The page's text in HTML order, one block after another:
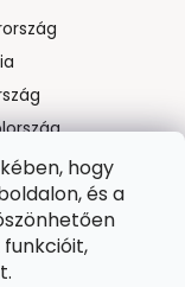
hogy
és a